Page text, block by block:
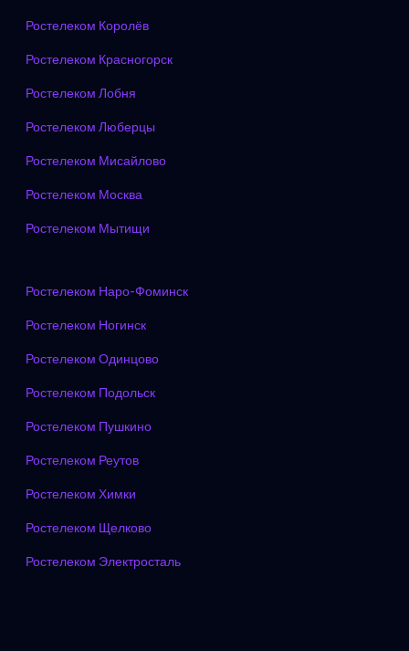
Ростелеком Королёв
Ростелеком Красногорск
Ростелеком Лобня
Ростелеком Люберцы
Ростелеком Мисайлово
Ростелеком Москва
Ростелеком Мытищи
Ростелеком Наро-Фоминск
Ростелеком Ногинск
Ростелеком Одинцово
Ростелеком Подольск
Ростелеком Пушкино
Ростелеком Реутов
Ростелеком Химки
Ростелеком Щелково
Ростелеком Электросталь